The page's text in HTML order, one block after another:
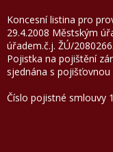
Koncesní listina pro
29.4.2008 Městským
úřadem.č.j. ŽÚ/
Pojistka na pojištění
sjednána s
Číslo pojistné smlouvy